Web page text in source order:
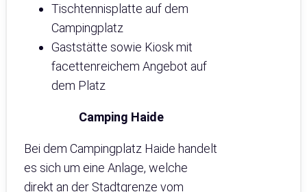
Tischtennisplatte auf dem
Campingplatz
Gaststätte sowie Kiosk mit
facettenreichem Angebot auf
dem Platz
Camping Haide
Bei dem Campingplatz Haide handelt
es sich um eine Anlage, welche
direkt an der Stadtgrenze vom